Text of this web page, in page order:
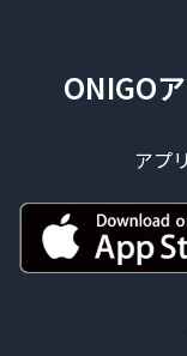
ONIGO
アプ